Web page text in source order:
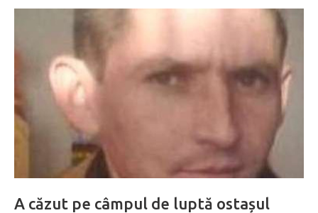
A căzut pe câmpul de luptă ostașul